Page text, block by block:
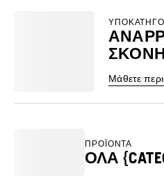
Μάθετε
ΠΡΟΪΌΝΤΑ
ΌΛΑ